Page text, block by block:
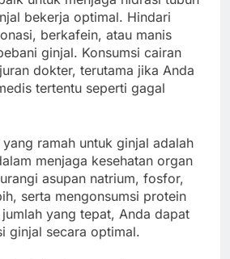
bekerja optimal. Hindari
berkafein, atau manis
ginjal. Konsumsi cairan
dokter, terutama jika Anda
tertentu seperti gagal
ramah untuk ginjal adalah
menjaga kesehatan organ
asupan natrium, fosfor,
serta mengonsumsi protein
yang tepat, Anda dapat
ginjal secara optimal.